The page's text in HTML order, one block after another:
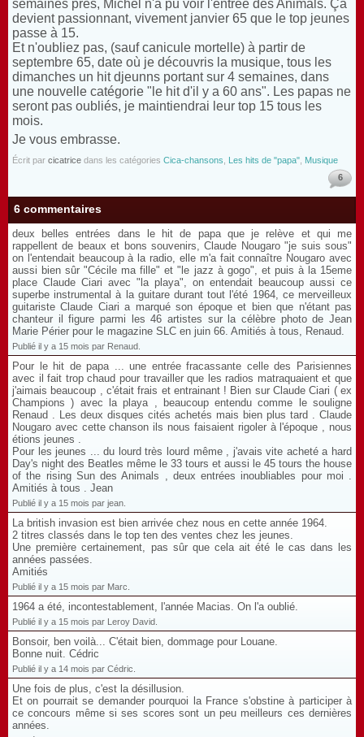
semaines près, Michel n'a pu voir l'entrée des Animals. Ça
devient passionnant, vivement janvier 65 que le top jeunes
passe à 15.
Et n'oubliez pas, (sauf canicule mortelle) à partir de
septembre 65, date où je découvris la musique, tous les
dimanches un hit djeunns portant sur 4 semaines, dans
une nouvelle catégorie "le hit d'il y a 60 ans". Les papas ne
seront pas oubliés, je maintiendrai leur top 15 tous les
mois.
Je vous embrasse.
Écrit par cicatrice dans les catégories Cica-chansons Les hits de "papa" Musique
6
6 commentaires
deux belles entrées dans le hit de papa que je relève et qui me
rappellent de beaux et bons souvenirs, Claude Nougaro "je suis sous"
on l'entendait beaucoup à la radio, elle m'a fait connaître Nougaro avec
aussi bien sûr "Cécile ma fille" et "le jazz à gogo", et puis à la 15eme
place Claude Ciari avec "la playa", on entendait beaucoup aussi ce
superbe instrumental à la guitare durant tout l'été 1964, ce merveilleux
guitariste Claude Ciari a marqué son époque et bien que n'étant pas
chanteur il figure parmi les 46 artistes sur la célèbre photo de Jean
Marie Périer pour le magazine SLC en juin 66. Amitiés à tous, Renaud.
Publié il y a 15 mois par Renaud.
Pour le hit de papa ... une entrée fracassante celle des Parisiennes
avec il fait trop chaud pour travailler que les radios matraquaient et que
j'aimais beaucoup , c'était frais et entrainant ! Bien sur Claude Ciari ( ex
Champions ) avec la playa , beaucoup entendu comme le souligne
Renaud . Les deux disques cités achetés mais bien plus tard . Claude
Nougaro avec cette chanson ils nous faisaient rigoler à l'époque , nous
étions jeunes .
Pour les jeunes ... du lourd très lourd même , j'avais vite acheté a hard
Day's night des Beatles même le 33 tours et aussi le 45 tours the house
of the rising Sun des Animals , deux entrées inoubliables pour moi .
Amitiés à tous . Jean
Publié il y a 15 mois par jean.
La british invasion est bien arrivée chez nous en cette année 1964.
2 titres classés dans le top ten des ventes chez les jeunes.
Une première certainement, pas sûr que cela ait été le cas dans les
années passées.
Amitiés
Publié il y a 15 mois par Marc.
1964 a été, incontestablement, l'année Macias. On l'a oublié.
Publié il y a 15 mois par Leroy David.
Bonsoir, ben voilà... C'était bien, dommage pour Louane.
Bonne nuit. Cédric
Publié il y a 14 mois par Cédric.
Une fois de plus, c'est la désillusion.
Et on pourrait se demander pourquoi la France s'obstine à participer à
ce concours même si ses scores sont un peu meilleurs ces dernières
années.